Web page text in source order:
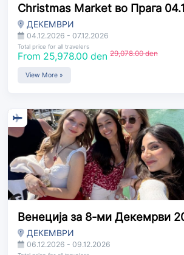
Christmas Market во Прага
ДЕКЕМВРИ
04.12.2026 - 07.12.2026
Total price for all travelers
From 25,978.00 den 29,078.00 den
View More »
Венеција за 8-ми Декемрви
ДЕКЕМВРИ
06.12.2026 - 09.12.2026